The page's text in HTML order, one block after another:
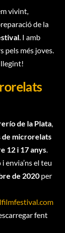
vivint,
de la
. I amb
pels més joves.
llegint!
de la Plata
de microrelats
12 i 17 anys
envia’ns el teu
de 2020 per
fent